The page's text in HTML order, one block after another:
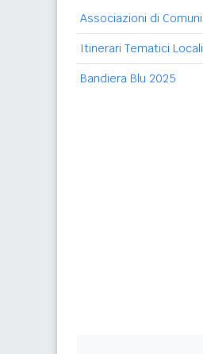
Associazioni di Comuni
Itinerari Tematici Locali
Bandiera Blu 2025